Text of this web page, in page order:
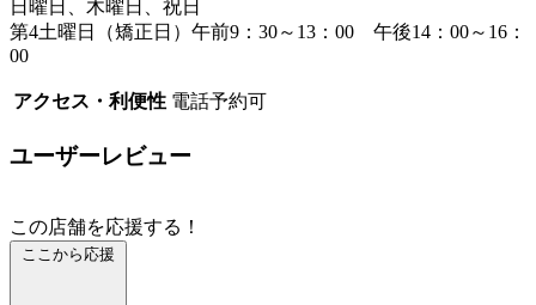
日曜日、木曜日、祝日
第4土曜日（矯正日）午前9：30～13：00 午後14：00～16：
00
アクセス・利便性 電話予約可
ユーザーレビュー
この店舗を応援する！
ここから応援